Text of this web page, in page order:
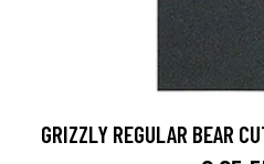
GRIZZLY REGULAR BEAR